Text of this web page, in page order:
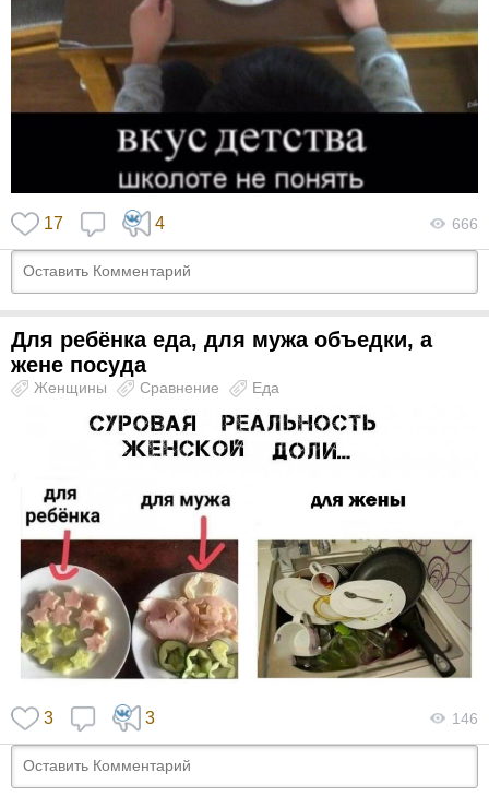
17 4 666
Для ребёнка еда, для мужа объедки, а
жене посуда
Женщины Сравнение Еда
3 3 146